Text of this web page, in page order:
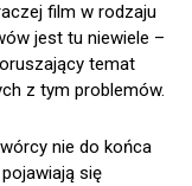
film w rodzaju
jest tu niewiele –
temat
z tym problemów.
nie do końca
się